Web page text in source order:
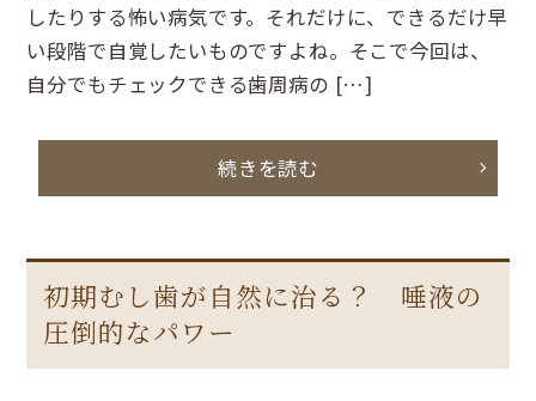
したりする怖い病気です。それだけに、できるだけ早
い段階で自覚したいものですよね。そこで今回は、
自分でもチェックできる歯周病の […]
続きを読む
初期むし歯が自然に治る？ 唾液の
圧倒的なパワー